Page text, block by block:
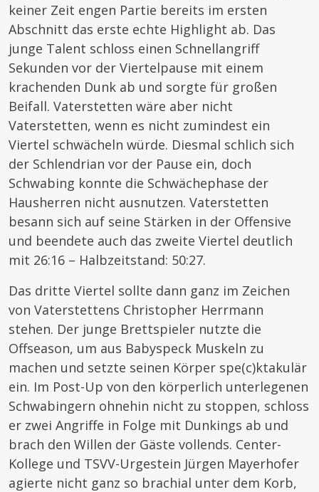
keiner Zeit engen Partie bereits im ersten
Abschnitt das erste echte Highlight ab. Das
junge Talent schloss einen Schnellangriff
Sekunden vor der Viertelpause mit einem
krachenden Dunk ab und sorgte für großen
Beifall. Vaterstetten wäre aber nicht
Vaterstetten, wenn es nicht zumindest ein
Viertel schwächeln würde. Diesmal schlich sich
der Schlendrian vor der Pause ein, doch
Schwabing konnte die Schwächephase der
Hausherren nicht ausnutzen. Vaterstetten
besann sich auf seine Stärken in der Offensive
und beendete auch das zweite Viertel deutlich
mit 26:16 – Halbzeitstand: 50:27.
Das dritte Viertel sollte dann ganz im Zeichen
von Vaterstettens Christopher Herrmann
stehen. Der junge Brettspieler nutzte die
Offseason, um aus Babyspeck Muskeln zu
machen und setzte seinen Körper spe(c)ktakulär
ein. Im Post-Up von den körperlich unterlegenen
Schwabingern ohnehin nicht zu stoppen, schloss
er zwei Angriffe in Folge mit Dunkings ab und
brach den Willen der Gäste vollends. Center-
Kollege und TSVV-Urgestein Jürgen Mayerhofer
agierte nicht ganz so brachial unter dem Korb,